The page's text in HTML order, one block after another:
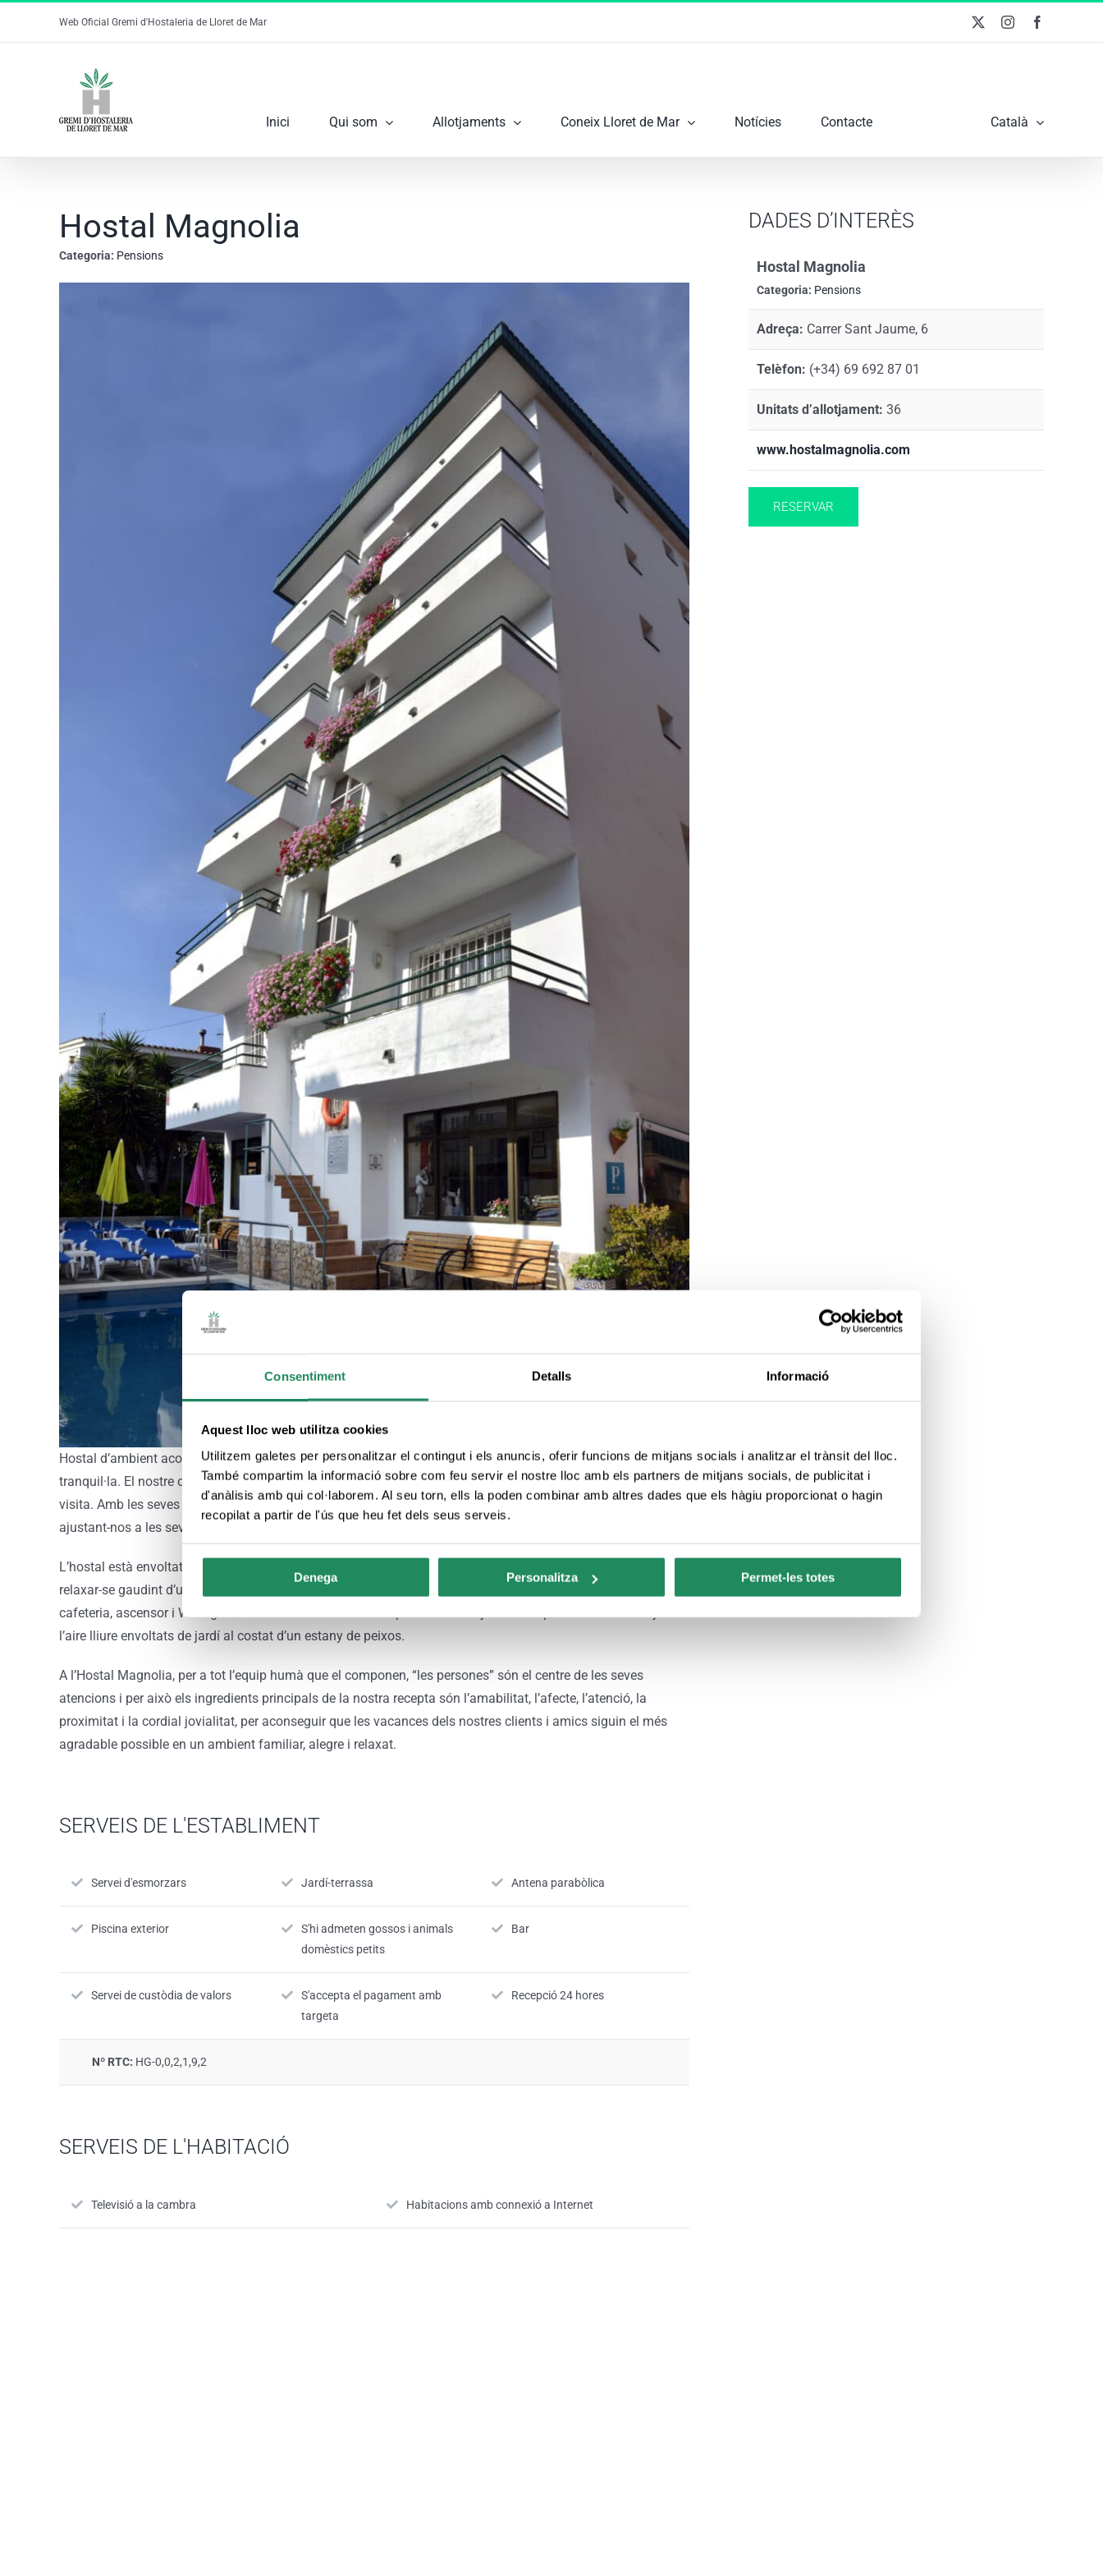
Consentiment Detalls Informació
Aquest lloc web utilitza cookies
Utilitzem galetes per personalitzar el contingut i els anuncis, oferir funcions de mitjans socials i analitzar el trànsit del lloc.
També compartim la informació sobre com feu servir el nostre lloc amb els partners de mitjans socials, de publicitat i
d'anàlisis amb qui col·laborem. Al seu torn, ells la poden combinar amb altres dades que els hàgiu proporcionat o hagin
recopilat a partir de l'ús que heu fet dels seus serveis.
Denega Personalitza Permet-les totes
Web Oficial Gremi d'Hostaleria de Lloret de Mar Instagram
Inici Qui som Allotjaments Coneix Lloret de Mar Notícies Contacte Català
Hostal Magnolia
Categoria: Pensions
Hostal d’ambient acollidor i familiar, ideal per a tots aquells que valoren una atmosfera agradable i
tranquil·la. El nostre objectiu és fer que les nostres instal·lacions siguin la seva llar durant els dies de la seva
visita. Amb les seves 36 habitacions l’Hostal Magnolia ofereix un tracte molt familiar i personalitzat al client,
ajustant-nos a les seves necessitats.
L’hostal està envoltat de bonics i tranquils jardins que ofereixen una zona alternativa i tranquil·la per seure i
relaxar-se gaudint d’una beguda refrescant. Tenim una piscina exterior i una terrassa amb solàrium, bar-
cafeteria, ascensor i Wi-Fi gratuïta a tot l’hotel. L’hostal disposa d’un menjador amb possibilitat de menjars a
l’aire lliure envoltats de jardí al costat d’un estany de peixos.
A l’Hostal Magnolia, per a tot l’equip humà que el componen, “les persones” són el centre de les seves
atencions i per això els ingredients principals de la nostra recepta són l’amabilitat, l’afecte, l’atenció, la
proximitat i la cordial jovialitat, per aconseguir que les vacances dels nostres clients i amics siguin el més
agradable possible en un ambient familiar, alegre i relaxat.
SERVEIS DE L'ESTABLIMENT
Servei d'esmorzars Jardí-terrassa Antena parabòlica
Piscina exterior
S'hi admeten gossos i animals
domèstics petits
Bar
Servei de custòdia de valors
S'accepta el pagament amb
targeta
Recepció 24 hores
Nº RTC: HG-0,0,2,1,9,2
SERVEIS DE L'HABITACIÓ
Televisió a la cambra Habitacions amb connexió a Internet
DADES D’INTERÈS
Hostal Magnolia
Categoria: Pensions
Adreça: Carrer Sant Jaume, 6
Telèfon: (+34) 69 692 87 01
Unitats d’allotjament: 36
www.hostalmagnolia.com
RESERVAR